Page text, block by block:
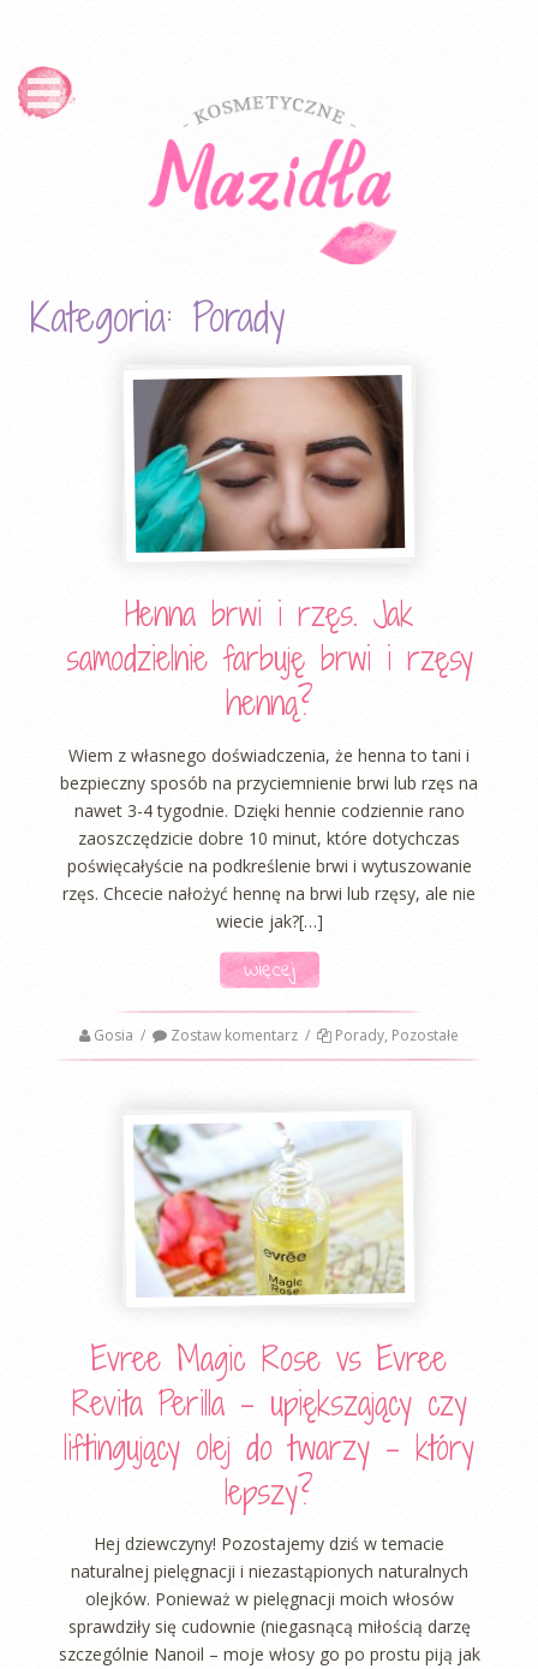
Kategoria: Porady
Henna brwi i rzęs. Jak
samodzielnie farbuję brwi i rzęsy
henną?
Wiem z własnego doświadczenia, że henna to tani i
bezpieczny sposób na przyciemnienie brwi lub rzęs na
nawet 3-4 tygodnie. Dzięki hennie codziennie rano
zaoszczędzicie dobre 10 minut, które dotychczas
poświęcałyście na podkreślenie brwi i wytuszowanie
rzęs. Chcecie nałożyć hennę na brwi lub rzęsy, ale nie
wiecie jak?[…]
Więcej
Gosia / Zostaw komentarz / Porady, Pozostałe
Evree Magic Rose vs Evree
Revita Perilla – upiększający czy
liftingujący olej do twarzy – który
lepszy?
Hej dziewczyny! Pozostajemy dziś w temacie
naturalnej pielęgnacji i niezastąpionych naturalnych
olejków. Ponieważ w pielęgnacji moich włosów
sprawdziły się cudownie (niegasnącą miłością darzę
szczególnie Nanoil – moje włosy go po prostu piją jak